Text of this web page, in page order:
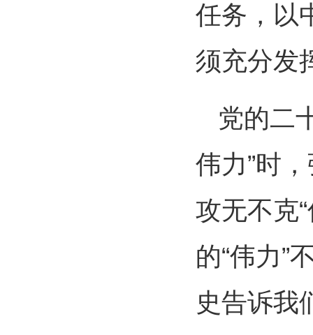
任务，以
须充分发
党的二
伟力”时
攻无不克
的“伟力”
史告诉我